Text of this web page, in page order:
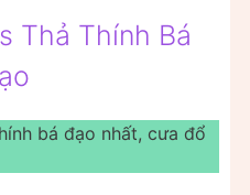
Thả Thính Bá
bá đạo nhất, cưa đổ